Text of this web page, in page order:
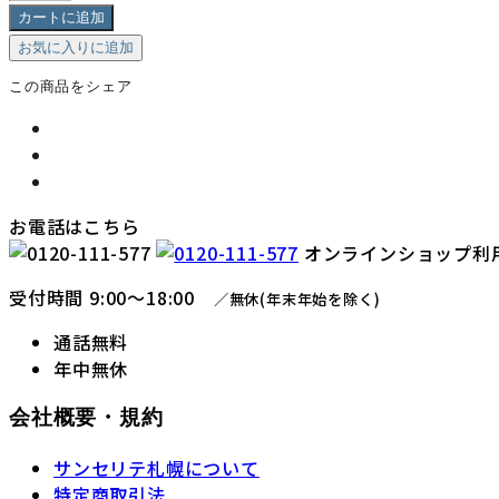
カートに追加
お気に入りに追加
この商品をシェア
お電話はこちら
オンラインショップ利
受付時間 9:00〜18:00
／無休(年末年始を除く)
通話無料
年中無休
会社概要・規約
サンセリテ札幌について